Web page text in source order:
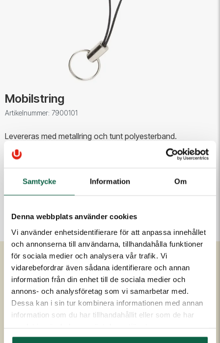
Samtycke Information Om
Denna webbplats använder cookies
Vi använder enhetsidentifierare för att anpassa innehållet
och annonserna till användarna, tillhandahålla funktioner
för sociala medier och analysera vår trafik. Vi
vidarebefordrar även sådana identifierare och annan
information från din enhet till de sociala medier och
annons- och analysföretag som vi samarbetar med.
Dessa kan i sin tur kombinera informationen med annan
information som du har tillhandahållit eller som de har
Mobilstring
Artikelnummer: 7900101
Levereras med metallring och tunt polyesterband.
Antal
Om Unigraphics
Om oss
Historia
Ägare
Kundservice
Kontakta oss
FAQ
Köpvillkor